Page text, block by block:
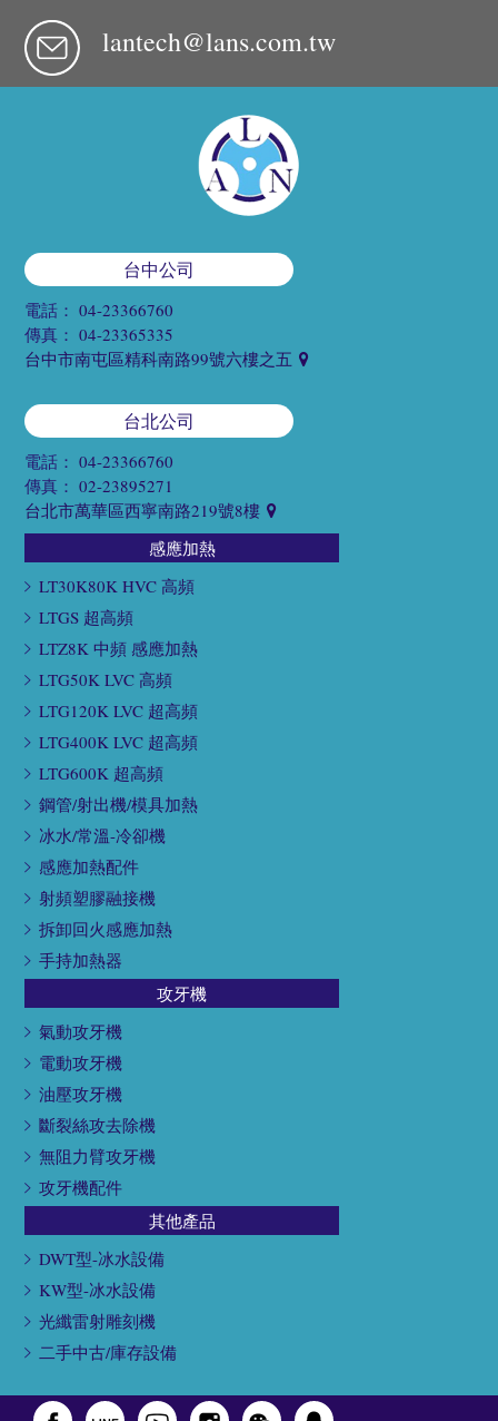
lantech@lans.com.tw
台中公司
電話：04-23366760
傳真：04-23365335
台中市南屯區精科南路99號六樓之五
台北公司
電話：04-23366760
傳真：02-23895271
台北市萬華區西寧南路219號8樓
感應加熱
LT30K80K HVC 高頻
LTGS 超高頻
LTZ8K 中頻 感應加熱
LTG50K LVC 高頻
LTG120K LVC 超高頻
LTG400K LVC 超高頻
LTG600K 超高頻
鋼管/射出機/模具加熱
冰水/常溫-冷卻機
感應加熱配件
射頻塑膠融接機
拆卸回火感應加熱
手持加熱器
攻牙機
氣動攻牙機
電動攻牙機
油壓攻牙機
斷裂絲攻去除機
無阻力臂攻牙機
攻牙機配件
其他產品
DWT型-冰水設備
KW型-冰水設備
光纖雷射雕刻機
二手中古/庫存設備